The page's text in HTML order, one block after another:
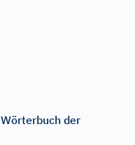
der